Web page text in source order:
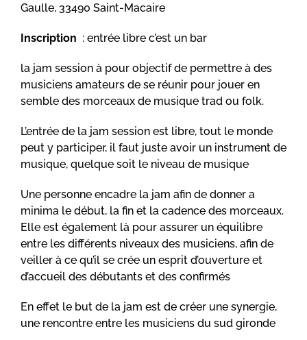
Gaulle, 33490 Saint-Macaire
Inscription : entrée libre c’est un bar
la jam session à pour objectif de permettre à des
musiciens amateurs de se réunir pour jouer en
semble des morceaux de musique trad ou folk.
L’entrée de la jam session est libre, tout le monde
peut y participer, il faut juste avoir un instrument de
musique, quelque soit le niveau de musique
Une personne encadre la jam afin de donner a
minima le début, la fin et la cadence des morceaux.
Elle est également là pour assurer un équilibre
entre les différents niveaux des musiciens, afin de
veiller à ce qu’il se crée un esprit d’ouverture et
d’accueil des débutants et des confirmés
En effet le but de la jam est de créer une synergie,
une rencontre entre les musiciens du sud gironde